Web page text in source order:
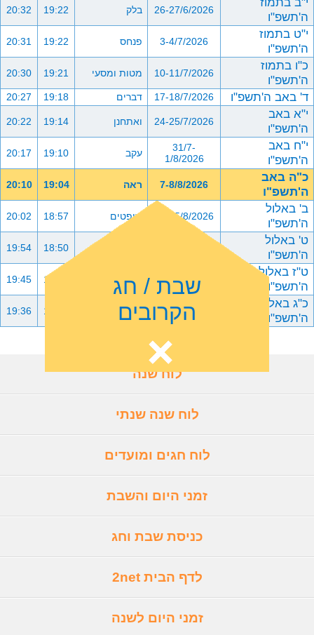
ה'תשפ"ו
26-27/6/2026 בלק 19:22
20:32
י"ט בתמוז
ה'תשפ"ו
3-4/7/2026 פנחס 19:22
20:31
כ"ו בתמוז
ה'תשפ"ו
10-11/7/2026 מטות ומסעי 19:21
20:30
ד' באב ה'תשפ"ו 17-18/7/2026 דברים 19:18
20:27
י"א באב
ה'תשפ"ו
24-25/7/2026 ואתחנן 19:14
20:22
י"ח באב
ה'תשפ"ו
31/7-
1/8/2026
עקב 19:10
20:17
כ"ה באב
ה'תשפ"ו
7-8/8/2026 ראה 19:04
20:10
ב' באלול
ה'תשפ"ו
14-15/8/2026 שופטים 18:57
20:02
ט' באלול
ה'תשפ"ו
18:50
19:54
ט"ז באלול
ה'תשפ"ו
28-29/8/2026 כי תבוא 18:41
19:45
כ"ג באלול
ה'תשפ"ו
4-5/9/2026 ניצבים וילך 18:33
19:36
שבת / חג
הקרובים
לוח שנה
לוח שנה שנתי
לוח חגים ומועדים
זמני היום והשבת
כניסת שבת וחג
לדף הבית 2net
זמני היום לשנה